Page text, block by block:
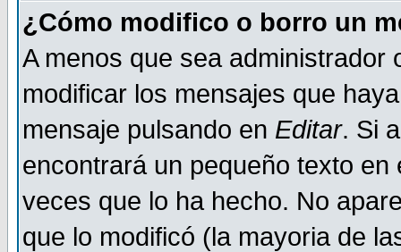
¿Cómo modifico o borro un
A menos que sea administrador
modificar los mensajes que
mensaje pulsando en Editar. Si
encontrará un pequeño texto
veces que lo ha hecho. No
que lo modificó (la mayoria de